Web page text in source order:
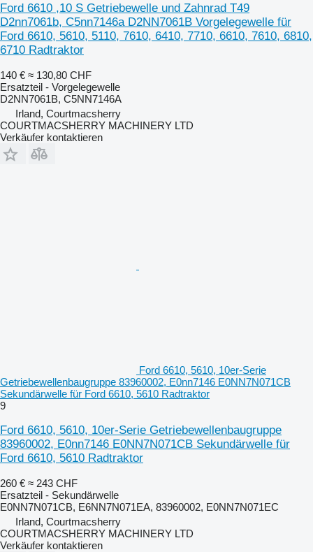
Ford 6610 ,10 S Getriebewelle und Zahnrad T49
D2nn7061b, C5nn7146a D2NN7061B Vorgelegewelle für
Ford 6610, 5610, 5110, 7610, 6410, 7710, 6610, 7610, 6810,
6710 Radtraktor
140 € ≈ 130,80 CHF
Ersatzteil - Vorgelegewelle
D2NN7061B, C5NN7146A
Irland, Courtmacsherry
COURTMACSHERRY MACHINERY LTD
Verkäufer kontaktieren
Ford 6610, 5610, 10er-Serie
Getriebewellenbaugruppe 83960002, E0nn7146 E0NN7N071CB
Sekundärwelle für Ford 6610, 5610 Radtraktor
9
Ford 6610, 5610, 10er-Serie Getriebewellenbaugruppe
83960002, E0nn7146 E0NN7N071CB Sekundärwelle für
Ford 6610, 5610 Radtraktor
260 € ≈ 243 CHF
Ersatzteil - Sekundärwelle
E0NN7N071CB, E6NN7N071EA, 83960002, E0NN7N071EC
Irland, Courtmacsherry
COURTMACSHERRY MACHINERY LTD
Verkäufer kontaktieren